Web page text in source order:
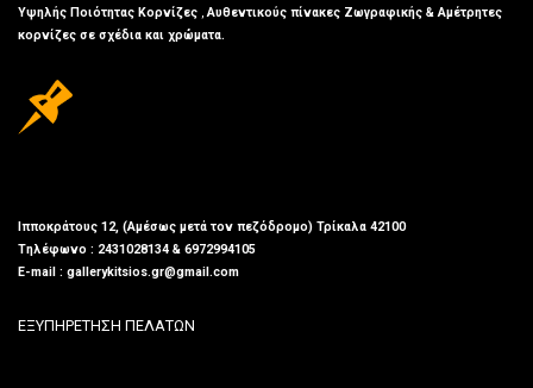
Υψηλής Ποιότητας Κορνίζες ,Αυθεντικούς πίνακες Ζωγραφικής & Αμέτρητες
κορνίζες σε σχέδια και χρώματα.
Ιπποκράτους 12, (Αμέσως μετά τον πεζόδρομο) Τρίκαλα 42100
Τηλέφωνο : 2431028134 & 6972994105
E-mail : gallerykitsios.gr@gmail.com
ΕΞΥΠΗΡΕΤΗΣΗ ΠΕΛΑΤΩΝ